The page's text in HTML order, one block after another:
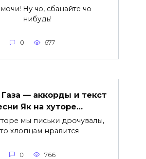
Ну чо, сбацайте чо-
нибудь!
0 677
— аккорды и текст
Як на хуторе…
мы письки дрочувалы,
хлопцам нравится
0 766